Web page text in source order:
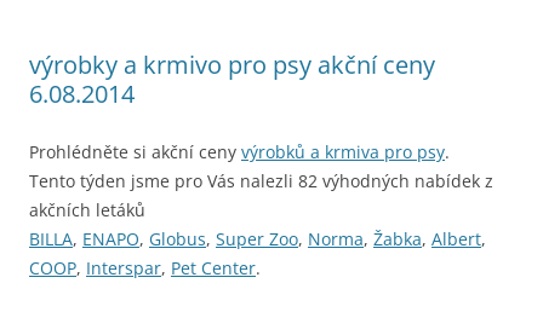
výrobky a krmivo pro psy akční ceny
6.08.2014
Prohlédněte si akční ceny výrobků a krmiva pro psy.
Tento týden jsme pro Vás nalezli 82 výhodných nabídek z
akčních letáků
BILLA, ENAPO, Globus, Super Zoo, Norma, Žabka, Albert,
COOP, Interspar, Pet Center.